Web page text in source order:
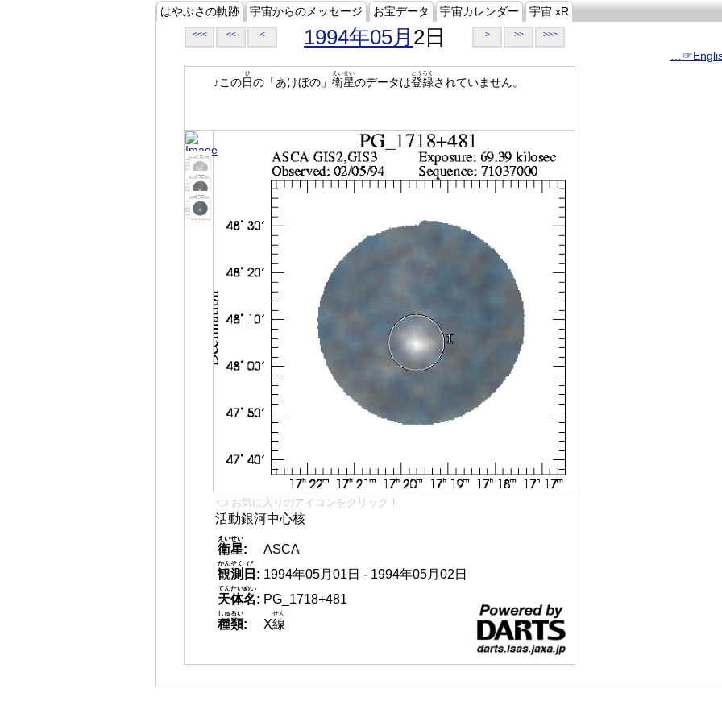
はやぶさの軌跡 宇宙からのメッセージ お宝データ 宇宙カレンダー 宇宙 xR
<<< << < 1994年05月 2日 > >> >>>
♪この日
ひ
の「あけぼの」 衛星
えいせい
のデータは登録
とうろく
されていません。
👈 お気に入りのアイコンをクリック！
活動銀河中心核
衛星
えいせい
:
ASCA
観測
かんそく
日
び
: 1994年05月01日 - 1994年05月02日
天体名
てんたいめい
: PG_1718+481
種類
しゅるい
: X線
せん